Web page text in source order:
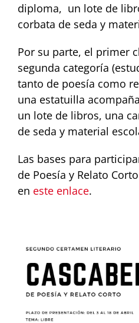
diploma, un lote de
corbata de seda y
Por su parte, el primer
segunda categoría
tanto de poesía como
una estatuilla
un lote de libros, una
de seda y material
Las bases para
de Poesía y Relato
en este enlace.